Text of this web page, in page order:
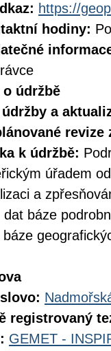
https://
hodiny:
údržbě
a
revize
k údržbě:
úřadem
a
dat báze
registrovaný
GEMET -